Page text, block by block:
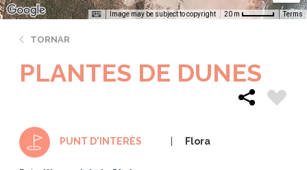
Image may be subject to copyright 20 m Terms
TORNAR
PLANTES DE DUNES
PUNT D'INTERÈS Flora